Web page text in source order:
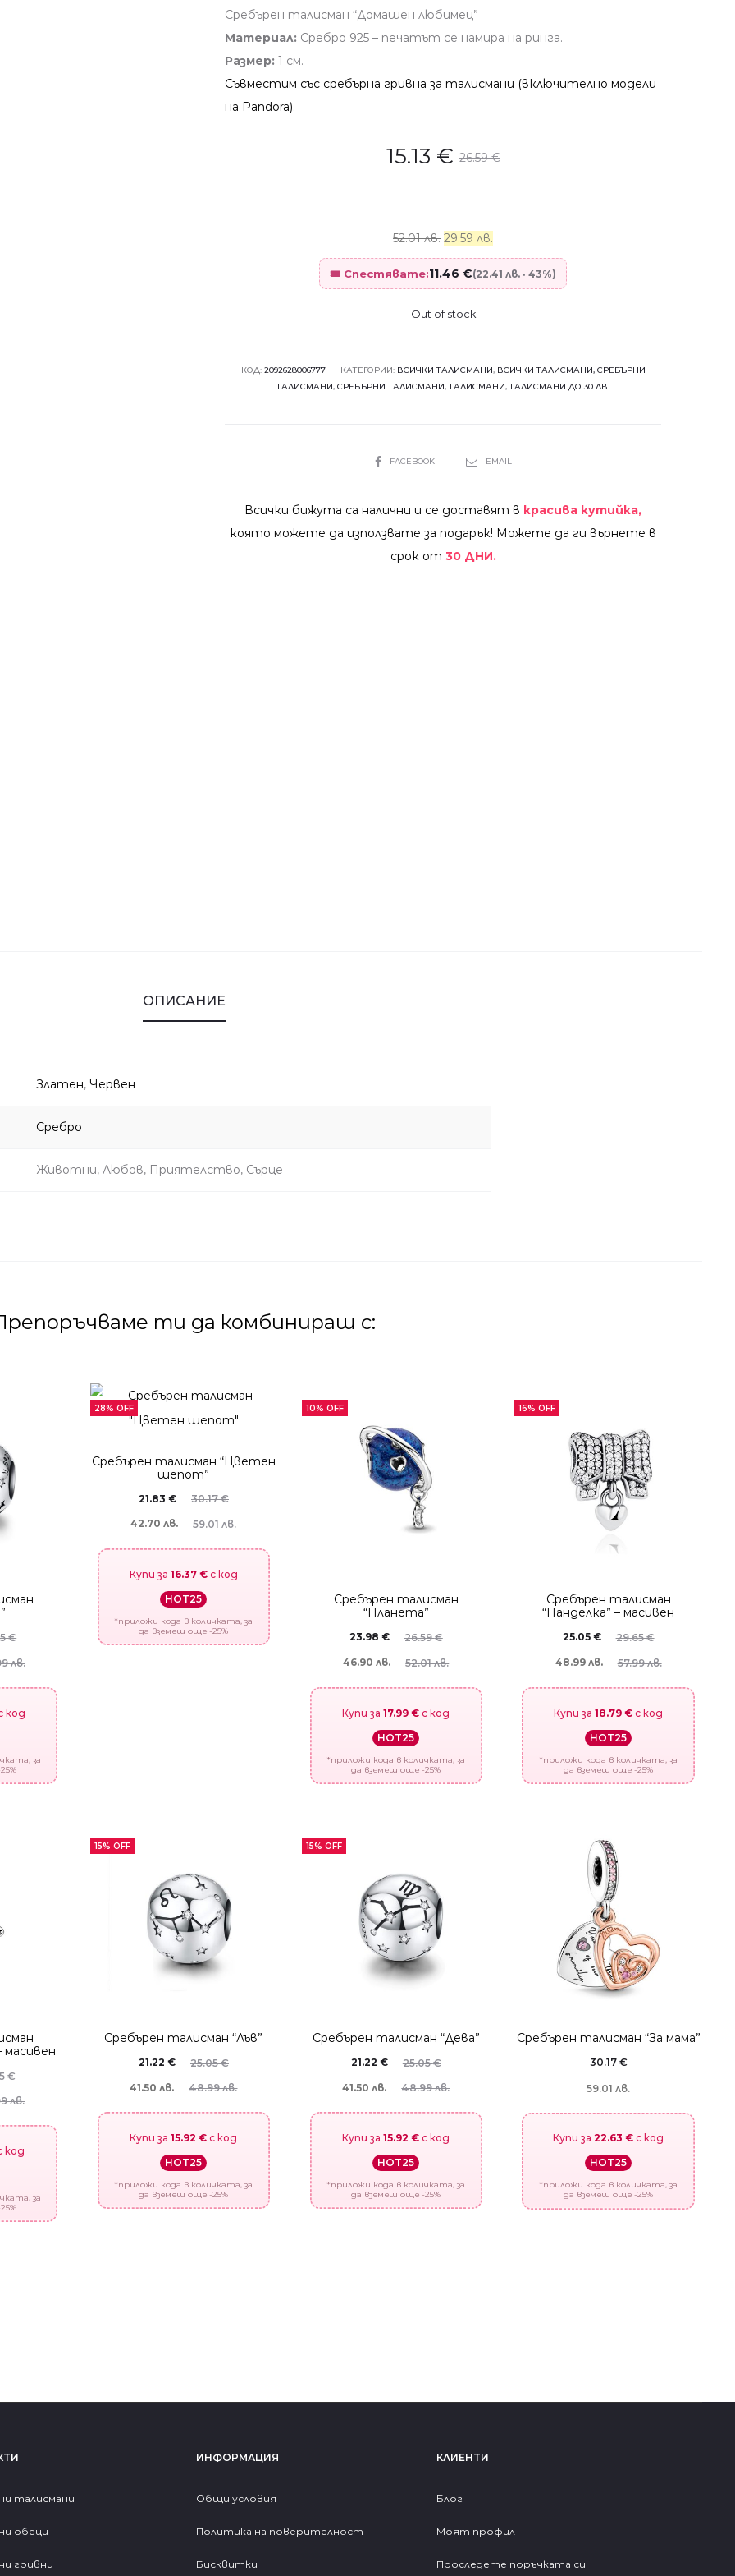
Сребърен талисман “Домашен любимец”
Материал: Сребро 925 – печатът се намира на ринга.
Размер: 1 см.
Съвместим със сребърна гривна за талисмани (включително модели
на Pandora).
26.59€
15.13 €
52.01 лв. 29.59 лв.
🎟️ Спестявате:11.46 €(22.41 лв. · 43%)
Out of stock
КОД: 2092628006777 КАТЕГОРИИ: ВСИЧКИ ТАЛИСМАНИ, ВСИЧКИ ТАЛИСМАНИ, СРЕБЪРНИ
ТАЛИСМАНИ, СРЕБЪРНИ ТАЛИСМАНИ,ТАЛИСМАНИ,ТАЛИСМАНИ ДО 30 ЛВ.
SHAREFACEBOOK EMAIL
Всички бижута са налични и се доставят в красива кутийка,
която можете да използвате за подарък! Можете да ги върнете в
срок от 30 ДНИ.
ОПИСАНИЕ
Златен, Червен
Сребро
Животни, Любов, Приятелство, Сърце
ти да комбинираш с:
€
лв.
код
за
28% OFF
Сребърен талисман “Цветен
шепот”
30.17€
21.83 €
59.01 лв.
42.70 лв.
Купи за 16.37 €с код
HOT25
*приложи кода в количката, за
да вземеш още -25%
10% OFF
Сребърен талисман
“Планета”
26.59€
23.98 €
52.01 лв.
46.90 лв.
Купи за17.99 € с код
HOT25
*приложи кода в количката, за
да вземеш още -25%
16% OFF
Сребърен талисман
“Панделка” – масивен
29.65€
25.05 €
57.99 лв.
48.99 лв.
Купи за18.79 € с код
HOT25
*приложи кода в количката, за
да вземеш още -25%
масивен
€
лв.
код
за
15% OFF
Сребърен талисман “Лъв”
25.05€
21.22 €
48.99 лв.
41.50 лв.
Купи за15.92 € с код
HOT25
*приложи кода в количката, за
да вземеш още -25%
15% OFF
Сребърен талисман “Дева”
25.05€
21.22 €
48.99 лв.
41.50 лв.
Купи за15.92 € с код
HOT25
*приложи кода в количката, за
да вземеш още -25%
Сребърен талисман “За мама”
30.17 €
59.01 лв.
Купи за22.63 € с код
HOT25
*приложи кода в количката, за
да вземеш още -25%
талисмани
обеци
гривни
ИНФОРМАЦИЯ
Общи условия
Политика на поверителност
Бисквитки
КЛИЕНТИ
Блог
Моят профил
Проследете поръчката си